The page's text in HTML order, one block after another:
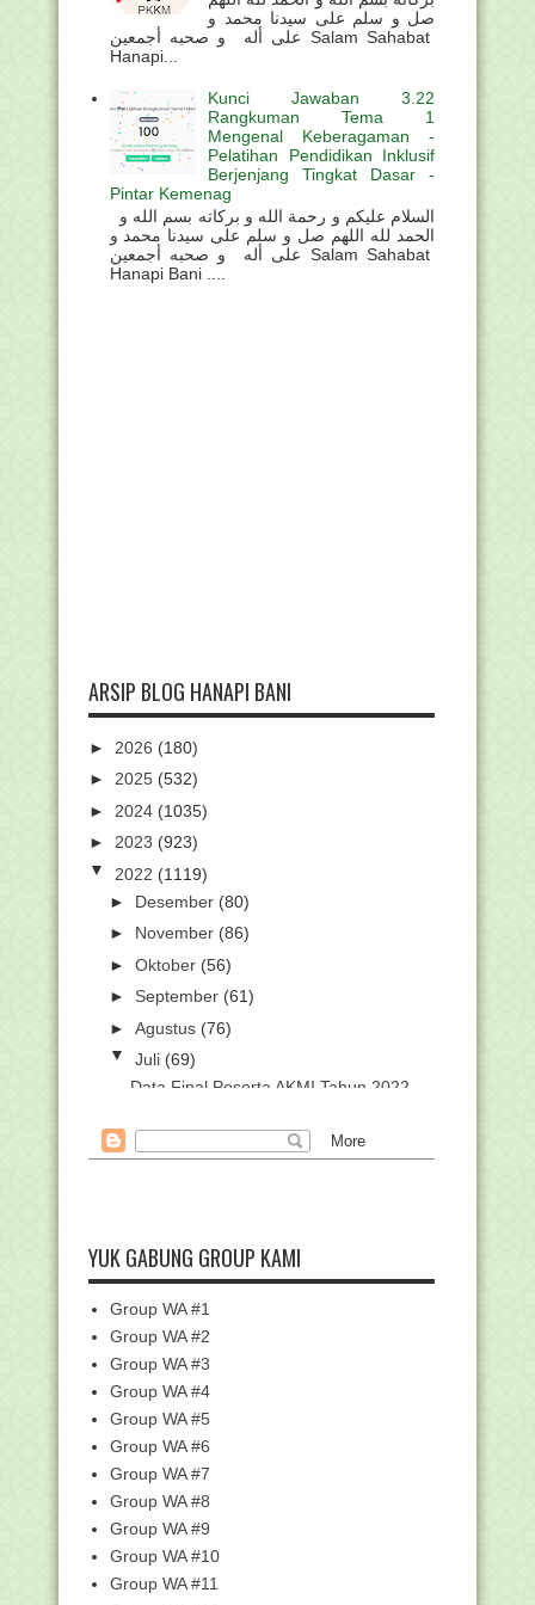
صل و سلم على سيدنا محمد و
على أله و صحبه أجمعين Salam Sahabat
Hanapi...
Kunci Jawaban 3.22
Rangkuman Tema 1
Mengenal Keberagaman -
Pelatihan Pendidikan Inklusif
Berjenjang Tingkat Dasar -
Pintar Kemenag
الحمد لله اللهم صل و سلم على سيدنا محمد و
على أله و صحبه أجمعين Salam Sahabat
Hanapi Bani ....
ARSIP BLOG HANAPI BANI
► 2026 (180)
► 2025 (532)
► 2024 (1035)
► 2023 (923)
▼ 2022 (1119)
► Desember (80)
► November (86)
► Oktober (56)
► September (61)
► Agustus (76)
▼ Juli (69)
Data Final Peserta AKMI Tahun 2022
Dirjen Pendis No...
Download VHD Fresh ANBK 2022
Terbaru
Survei Penilaian Integritas Dimulai, Plt
Irjen: AS...
Sejarah Thibbun Nabawi pada Masa
Nabi Adam dan Nab...
Juknis PPG Daljab Kemenag 2022 (SK
Dirjen Pendis ...
Kemenag Finalisasi Instrumen
Assesmen Kompetensi G...
Catat, Uji Pengetahuan PPG dalam
Jabatan Digelar 3...
Daftar Linieritas Kualifikasi Ijazah S-
1/D4 Dengan...
YUK GABUNG GROUP KAMI
Group WA #1
Group WA #2
Group WA #3
Group WA #4
Group WA #5
Group WA #6
Group WA #7
Group WA #8
Group WA #9
Group WA #10
Group WA #11